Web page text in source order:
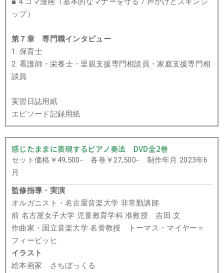
ップ）
第７章 専門職インタビュー
1. 保育士
2. 看護師・栄養士・里親支援専門相談員・家庭支援専門相
談員
実習日誌用紙
エピソード記録用紙
感じたままに表現するピアノ奏法 DVD全2巻
セット価格￥49,500- 各巻￥27,500- 制作年月 2023年6
月
監修指導・実演
オルガニスト・名古屋音楽大学 非常勤講師
前 名古屋女子大学 児童教育学科 准教授 吉田 文
作曲家・国立音楽大学 名誉教授 トーマス・マイヤー＝
フィービッヒ
イラスト
絵本画家 さちぼっくる